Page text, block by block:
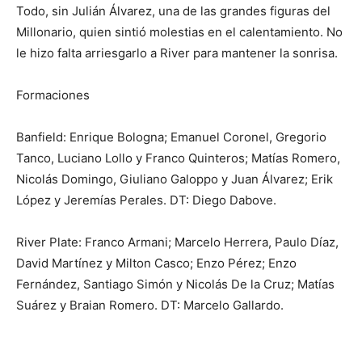
Todo, sin Julián Álvarez, una de las grandes figuras del
Millonario, quien sintió molestias en el calentamiento. No
le hizo falta arriesgarlo a River para mantener la sonrisa.
Formaciones
Banfield: Enrique Bologna; Emanuel Coronel, Gregorio
Tanco, Luciano Lollo y Franco Quinteros; Matías Romero,
Nicolás Domingo, Giuliano Galoppo y Juan Álvarez; Erik
López y Jeremías Perales. DT: Diego Dabove.
River Plate: Franco Armani; Marcelo Herrera, Paulo Díaz,
David Martínez y Milton Casco; Enzo Pérez; Enzo
Fernández, Santiago Simón y Nicolás De la Cruz; Matías
Suárez y Braian Romero. DT: Marcelo Gallardo.